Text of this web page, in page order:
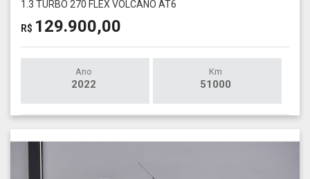
1.3 TURBO 270 FLEX VOLCANO AT6
R$ 129.900,00
Ano
2022
Km
51000